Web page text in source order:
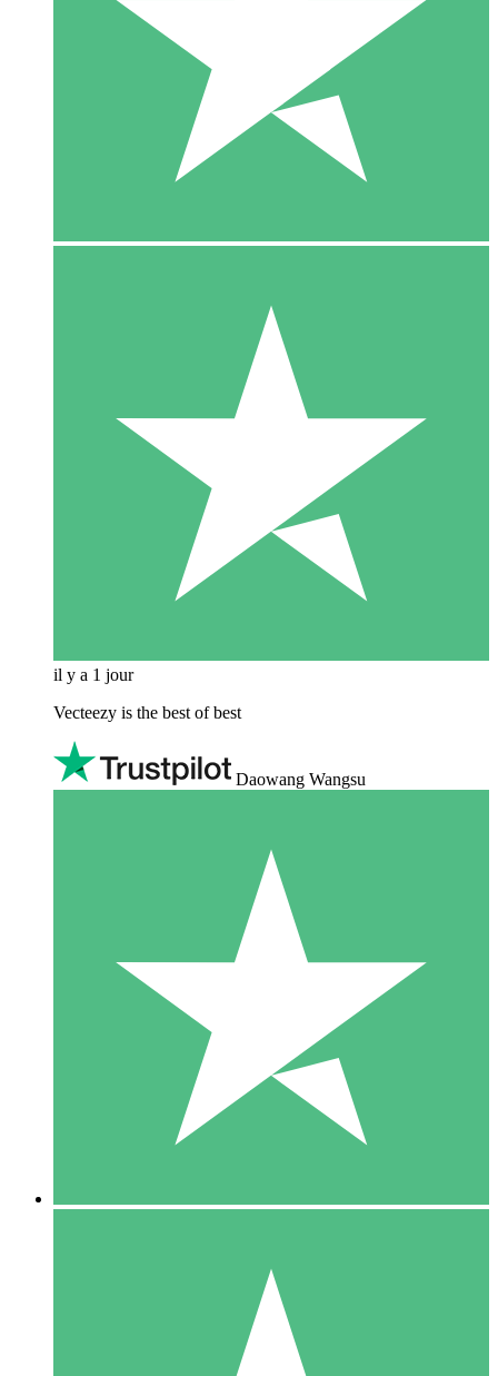
il y a 1 jour
Vecteezy is the best of best
Daowang Wangsu